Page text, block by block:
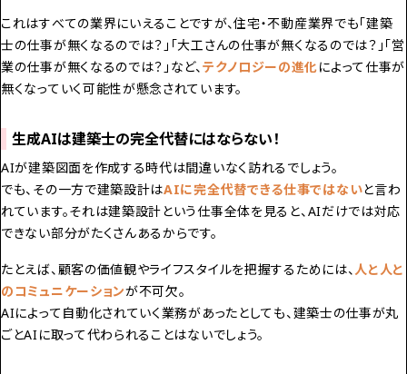
これはすべての業界にいえることですが、住宅・不動産業界でも「建築
士の仕事が無くなるのでは？」「大工さんの仕事が無くなるのでは？」「営
業の仕事が無くなるのでは？」など、テクノロジーの進化によって仕事が
無くなっていく可能性が懸念されています。
生成AIは建築士の完全代替にはならない！
AIが建築図面を作成する時代は間違いなく訪れるでしょう。
でも、その一方で建築設計はAIに完全代替できる仕事ではないと言わ
れています。それは建築設計という仕事全体を見ると、AIだけでは対応
できない部分がたくさんあるからです。
たとえば、顧客の価値観やライフスタイルを把握するためには、人と人と
のコミュニケーションが不可欠。
AIによって自動化されていく業務があったとしても、建築士の仕事が丸
ごとAIに取って代わられることはないでしょう。